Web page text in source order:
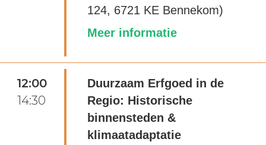
124, 6721 KE Bennekom)
Meer informatie
12:00
14:30
Duurzaam Erfgoed in de
Regio: Historische
binnensteden &
klimaatadaptatie